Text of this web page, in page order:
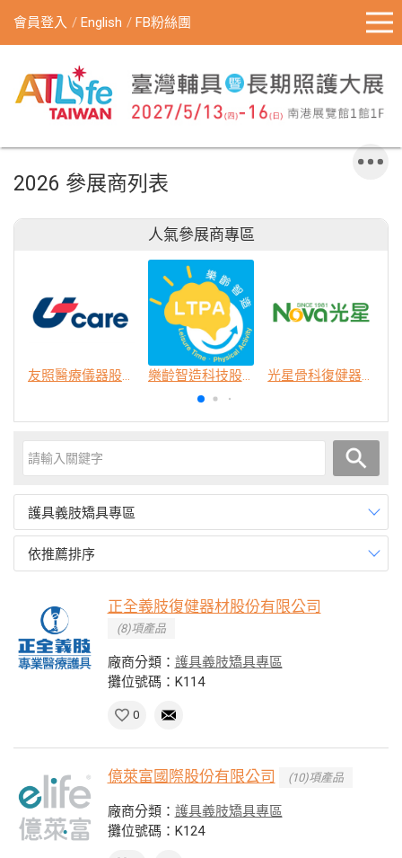
會員登入 English FB粉絲團
2026 參展商列表
人氣參展商專區
友照醫療儀器股份有限公司 樂齡智造科技股份有限公司 光星骨科復健器材股份有限公司
護具義肢矯具專區
依推薦排序
正全義肢復健器材股份有限公司
(8)項產品
廠商分類： 護具義肢矯具專區
攤位號碼：K114
0
億萊富國際股份有限公司 (10)項產品
廠商分類： 護具義肢矯具專區
攤位號碼：K124